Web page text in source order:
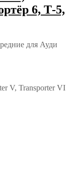
6, Т-5,
для Ауди
V, Transporter VI